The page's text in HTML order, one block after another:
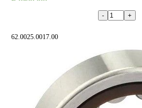
62.0025.0017.00